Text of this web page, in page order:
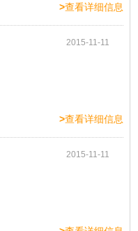
>查看详细信息
2015-11-11
>查看详细信息
2015-11-11